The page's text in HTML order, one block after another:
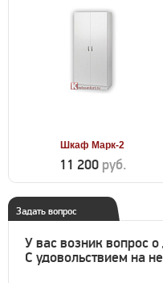
Шкаф Марк-2
11 200 руб.
Задать вопрос
У вас возник вопрос
С удовольствием на